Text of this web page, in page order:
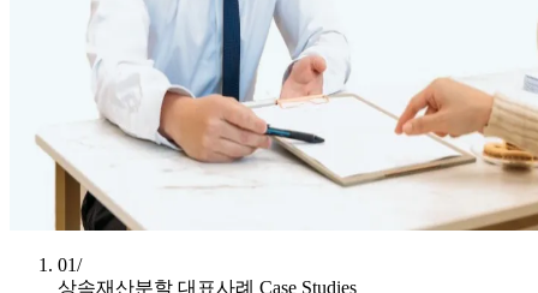
01/
상속재산분할 대표사례 Case Studies